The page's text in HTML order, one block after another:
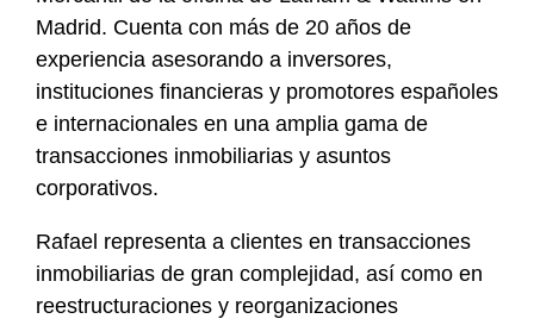
Madrid. Cuenta con más de 20 años de
experiencia asesorando a inversores,
instituciones financieras y promotores españoles
e internacionales en una amplia gama de
transacciones inmobiliarias y asuntos
corporativos.
Rafael representa a clientes en transacciones
inmobiliarias de gran complejidad, así como en
reestructuraciones y reorganizaciones